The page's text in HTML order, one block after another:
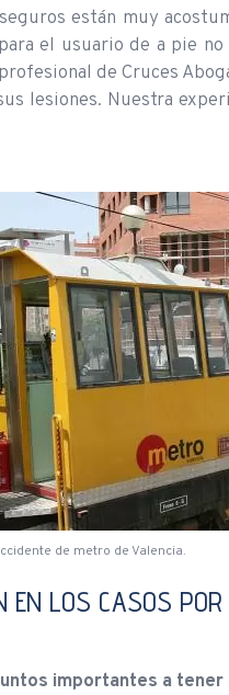
están muy
el usuario de a pie
de Cruces
lesiones. Nuestra
de metro de Valencia.
EN LOS CASOS POR
importantes a